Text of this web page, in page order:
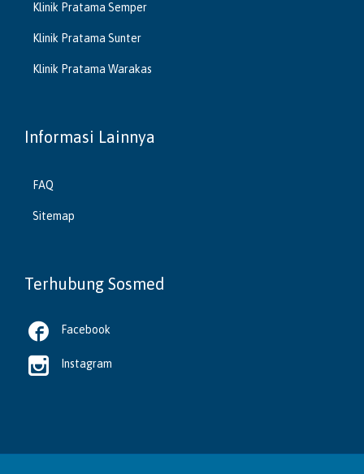
Klinik Pratama Semper
Klinik Pratama Sunter
Klinik Pratama Warakas
Informasi Lainnya
FAQ
Sitemap
Terhubung Sosmed
 Facebook
 Instagram